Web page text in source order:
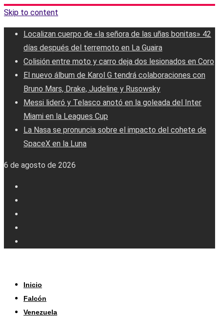
Skip to content
Localizan cuerpo de «la señora de las uñas bonitas» 42
días después del terremoto en La Guaira
Colisión entre moto y carro deja dos lesionados en Coro
El nuevo álbum de Karol G tendrá colaboraciones con
Bruno Mars, Drake, Judeline y Rusowsky
Messi lideró y Telasco anotó en la goleada del Inter
Miami en la Leagues Cup
La Nasa se pronuncia sobre el impacto del cohete de
SpaceX en la Luna
6 de agosto de 2026
Inicio
Falcón
Venezuela